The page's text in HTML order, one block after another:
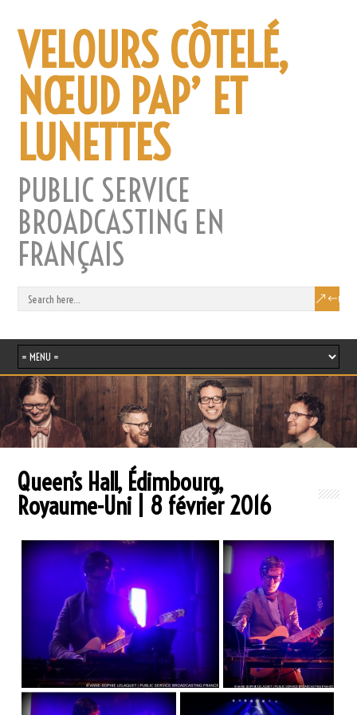
VELOURS CÔTELÉ,
NŒUD PAP’ ET
LUNETTES
PUBLIC SERVICE
BROADCASTING EN
FRANÇAIS
Queen’s Hall, Édimbourg,
Royaume-Uni | 8 février 2016